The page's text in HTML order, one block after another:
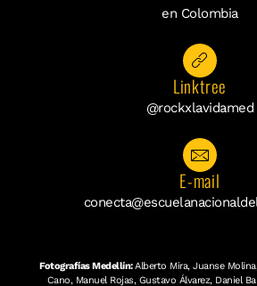
en Colombia
Linktree
@rockxlavidamed
E-mail
Fotografías Medellín:Alberto Mira, Juanse
Cano, Manuel Rojas, Gustavo Álvarez, Daniel